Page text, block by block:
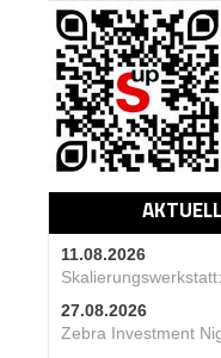
11.08.2026
27.08.2026
Zebra Investment